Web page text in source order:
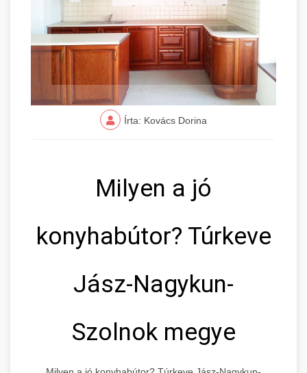
Írta: Kovács Dorina
Milyen a jó
konyhabútor? Túrkeve
Jász-Nagykun-
Szolnok megye